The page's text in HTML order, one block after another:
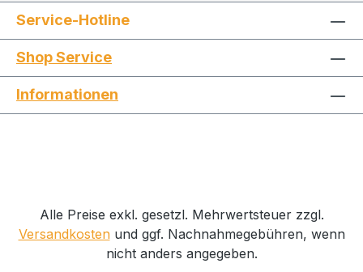
Service-Hotline
Shop Service
Informationen
Alle Preise exkl. gesetzl. Mehrwertsteuer zzgl.
Versandkostenund ggf. Nachnahmegebühren, wenn
nicht anders angegeben.